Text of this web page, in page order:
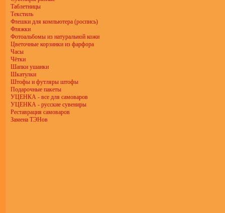
Таблетницы
Текстиль
Флешки для компьютера (роспись)
Фляжки
Фотоальбомы из натуральной кожи
Цветочные корзинки из фарфора
Часы
Чётки
Шапки ушанки
Шкатулки
Штофы и футляры штофы
Подарочные пакеты
УЦЕНКА - все для самоваров
УЦЕНКА - русские сувениры
Реставрация самоваров
Замена ТЭНов